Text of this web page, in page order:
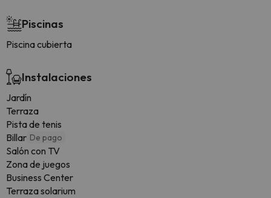
Piscinas
Piscina cubierta
Instalaciones
Jardín
Terraza
Pista de tenis
Billar De pago
Salón con TV
Zona de juegos
Business Center
Terraza solarium